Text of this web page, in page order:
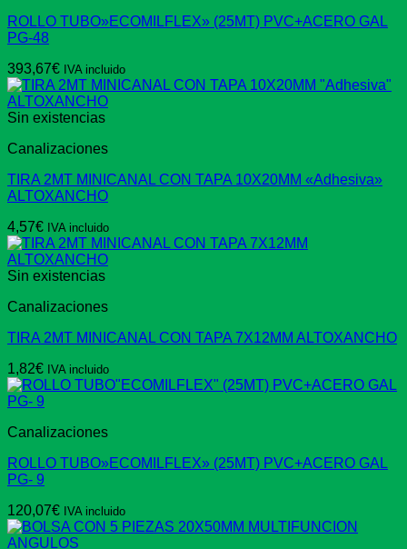
ROLLO TUBO»ECOMILFLEX» (25MT) PVC+ACERO GAL
PG-48
393,67€ IVA incluido
Sin existencias
Canalizaciones
TIRA 2MT MINICANAL CON TAPA 10X20MM «Adhesiva»
ALTOXANCHO
4,57€ IVA incluido
Sin existencias
Canalizaciones
TIRA 2MT MINICANAL CON TAPA 7X12MM ALTOXANCHO
1,82€ IVA incluido
Canalizaciones
ROLLO TUBO»ECOMILFLEX» (25MT) PVC+ACERO GAL
PG- 9
120,07€ IVA incluido